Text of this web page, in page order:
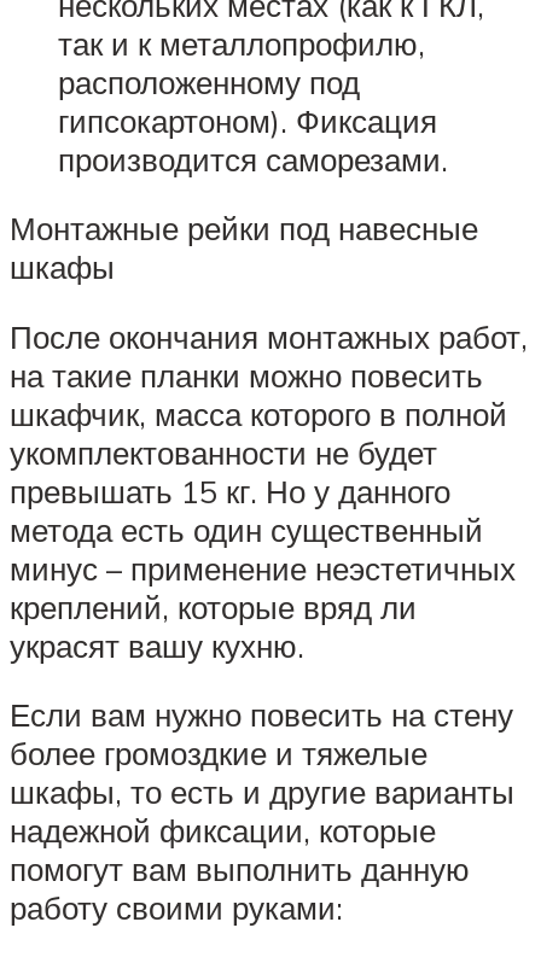
так и к металлопрофилю,
расположенному под
гипсокартоном). Фиксация
производится саморезами.
Монтажные рейки под навесные
шкафы
После окончания монтажных работ,
на такие планки можно повесить
шкафчик, масса которого в полной
укомплектованности не будет
превышать 15 кг. Но у данного
метода есть один существенный
минус – применение неэстетичных
креплений, которые вряд ли
украсят вашу кухню.
Если вам нужно повесить на стену
более громоздкие и тяжелые
шкафы, то есть и другие варианты
надежной фиксации, которые
помогут вам выполнить данную
работу своими руками: